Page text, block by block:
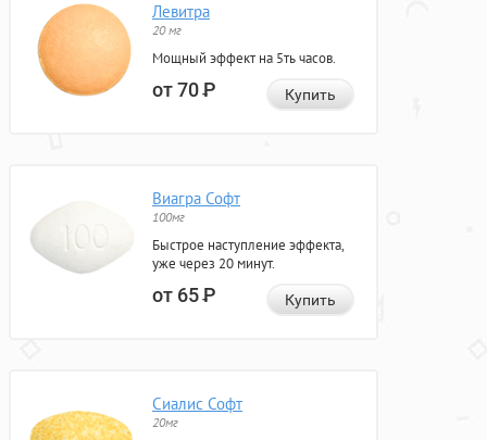
Левитра
20 мг
Мощный эффект на 5ть часов.
от 70Р Купить
Виагра Софт
100мг
Быстрое наступление эффекта,
уже через 20 минут.
от 65Р Купить
Сиалис Софт
20мг